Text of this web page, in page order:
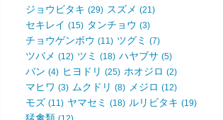
ジョウビタキ (29) スズメ (21)
セキレイ (15) タンチョウ (3)
チョウゲンボウ (11) ツグミ (7)
ツバメ (12) ツミ (18) ハヤブサ (5)
バン (4) ヒヨドリ (25) ホオジロ (2)
マヒワ (3) ムクドリ (8) メジロ (12)
モズ (11) ヤマセミ (18) ルリビタキ (19)